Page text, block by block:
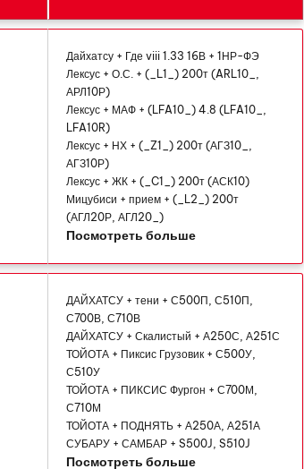
Дайхатсу + Где viii 1.33 16В + 1НР-ФЭ
Лексус + О.С. + (_L1_) 200т (ARL10_,
АРЛ10Р)
Лексус + МАФ + (LFA10_) 4.8 (LFA10_,
LFA10R)
Лексус + НХ + (_Z1_) 200т (АГЗ10_,
АГЗ10Р)
Лексус + ЖК + (_C1_) 200т (АСК10)
Мицубиси + прием + (_L2_) 200т
(АГЛ20Р, АГЛ20_)
Посмотреть больше
ДАЙХАТСУ + тени + С500П, С510П,
С700В, С710В
ДАЙХАТСУ + Скалистый + А250С, А251С
ТОЙОТА + Пиксис Грузовик + С500У,
С510У
ТОЙОТА + ПИКСИС Фургон + С700М,
С710М
ТОЙОТА + ПОДНЯТЬ + А250А, А251А
СУБАРУ + САМБАР + S500J, S510J
Посмотреть больше